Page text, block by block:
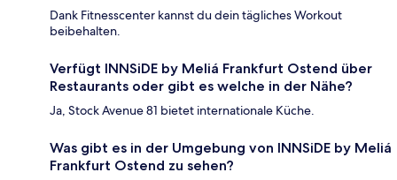
Dank Fitnesscenter kannst du dein tägliches Workout
beibehalten.
Verfügt INNSiDE by Meliá Frankfurt Ostend über
Restaurants oder gibt es welche in der Nähe?
Ja, Stock Avenue 81 bietet internationale Küche.
Was gibt es in der Umgebung von INNSiDE by Meliá
Frankfurt Ostend zu sehen?